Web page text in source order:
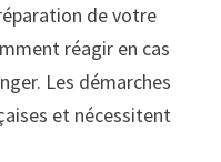
de votre
réagir en cas
Les démarches
et nécessitent